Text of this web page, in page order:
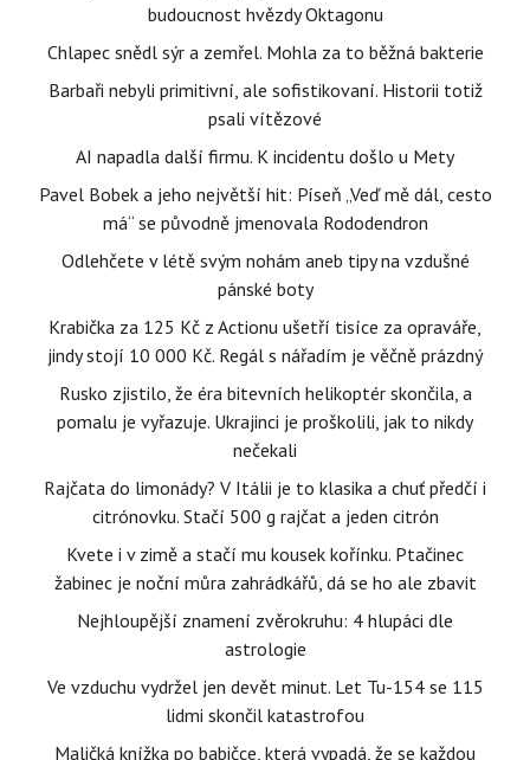
budoucnost hvězdy Oktagonu
Chlapec snědl sýr a zemřel. Mohla za to běžná bakterie
Barbaři nebyli primitivní, ale sofistikovaní. Historii totiž
psali vítězové
AI napadla další firmu. K incidentu došlo u Mety
Pavel Bobek a jeho největší hit: Píseň „Veď mě dál, cesto
má“ se původně jmenovala Rododendron
Odlehčete v létě svým nohám aneb tipy na vzdušné
pánské boty
Krabička za 125 Kč z Actionu ušetří tisíce za opraváře,
jindy stojí 10 000 Kč. Regál s nářadím je věčně prázdný
Rusko zjistilo, že éra bitevních helikoptér skončila, a
pomalu je vyřazuje. Ukrajinci je proškolili, jak to nikdy
nečekali
Rajčata do limonády? V Itálii je to klasika a chuť předčí i
citrónovku. Stačí 500 g rajčat a jeden citrón
Kvete i v zimě a stačí mu kousek kořínku. Ptačinec
žabinec je noční můra zahrádkářů, dá se ho ale zbavit
Nejhloupější znamení zvěrokruhu: 4 hlupáci dle
astrologie
Ve vzduchu vydržel jen devět minut. Let Tu-154 se 115
lidmi skončil katastrofou
Maličká knížka po babičce, která vypadá, že se každou